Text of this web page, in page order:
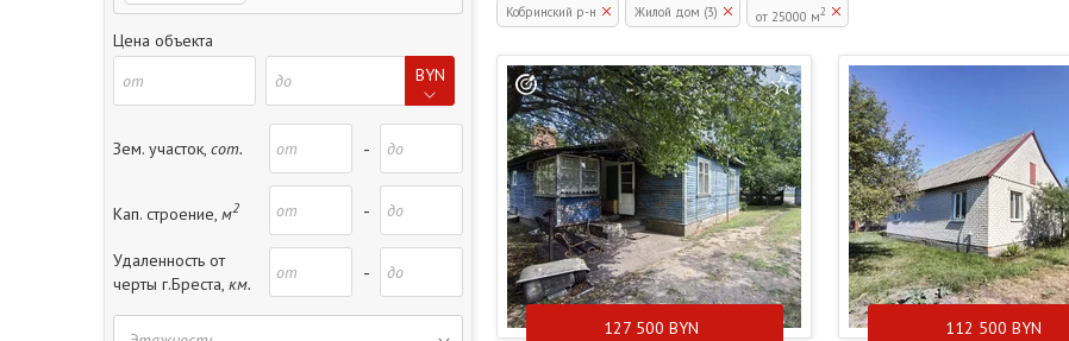
Цена объекта
BYN
Зем. участок, сот. -
Кап. строение, м2 -
Удаленность от
черты г.Бреста, км. -
Кобринский р-н Жилой дом (3) от 25000 м2
127 500 BYN 112 500 BYN